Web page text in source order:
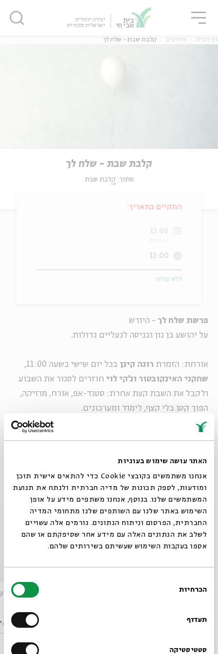
האתר עושה שימוש בעוגיות
אנחנו משתמשים בקובצי Cookie כדי להתאים אישית תוכן
ומודעות, לספק תכונות של מדיה חברתית ולנתח את תנועת
המשתמשים שלנו. בנוסף, אנחנו משתפים מידע על אופן
השימוש באתר שלנו עם השותפים שלנו מתחומי המדיה
החברתית, הפרסום וניתוח הנתונים. גורמים אלה עשויים
לשלב את הנתונים האלה עם מידע אחר שסיפקתם או שהם
אספו בעקבות השימוש שעשיתם בשירותים שלהם.
הסכמה
הכרחיות
תעדוף
סטטיסטיקה
דף הבית אירועים קלבת שבת - שלח לך
קלבת שבת - שלח לך
מתוך: קלבת שבת
פרשת שלח לך - היורש
על יהושע בן נון וכניסה לנעליים גדולות.
אורחת: הזמרת רונה קינן בכל יום שישי בשעה 11:00,
שחקני האינקובטור וג'קי לוי חוזרים לסגור את השבוע
ולקבל את השבת קצת אחרת: סטנד-אפ, אורח, מוזיקה,
הפוך קטן בלי קצף, לימוד ומערכונים.
התקיים בתאריך:
13.06
13:00
ללא עלות
אירועים נוספים בסדרה
קלבת שבת - כי תשא
מתוך:
קלבת
מתוך: קלבת
סגור
סגור